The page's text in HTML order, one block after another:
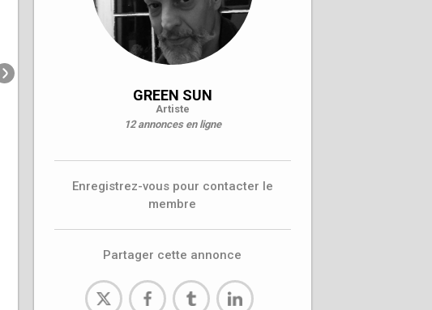
GREEN SUN
Artiste
12 annonces en ligne
Enregistrez-vous pour contacter le
membre
Partager cette annonce